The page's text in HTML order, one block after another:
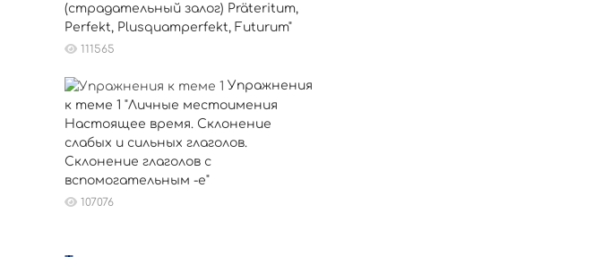
(страдательный залог) Präteritum,
Perfekt, Plusquamperfekt, Futurum"
111565
Упражнения
к теме 1 "Личные местоимения
Настоящее время. Склонение
слабых и сильных глаголов.
Склонение глаголов с
вспомогательным -е"
107076